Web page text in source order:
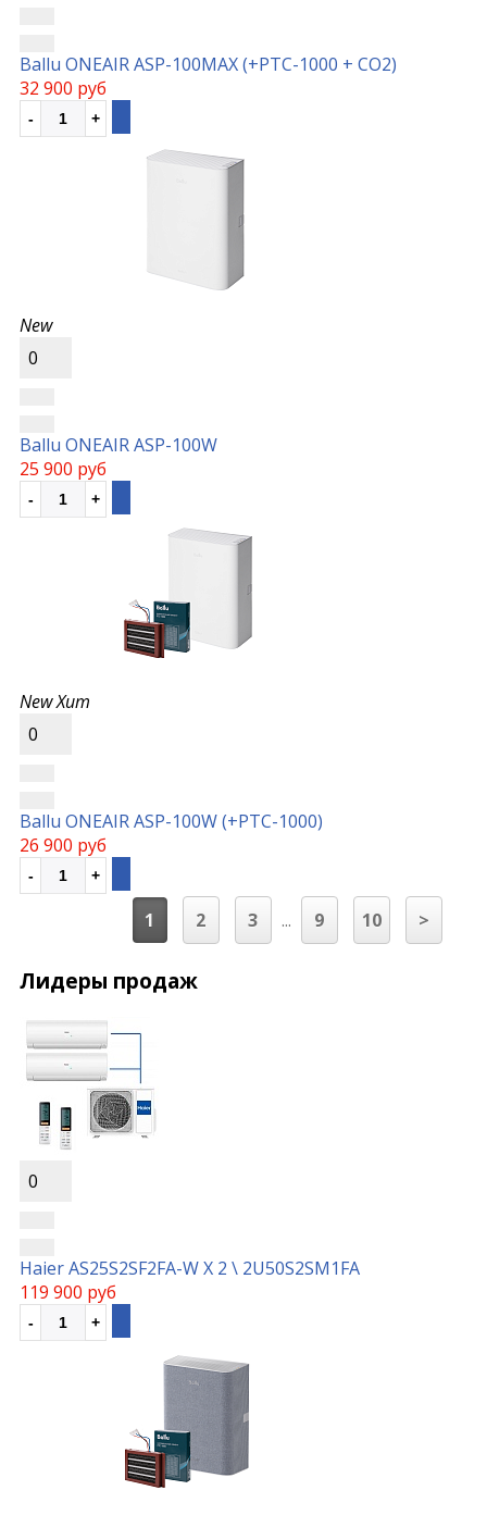
Ballu ONEAIR ASP-100MAX (+РТС-1000 + СО2)
32 900 руб
New
0
Ballu ONEAIR ASP-100W
25 900 руб
NewХит
0
Ballu ONEAIR ASP-100W (+РТС-1000)
26 900 руб
1 2 3 ... 9 10 >
Лидеры продаж
0
Haier AS25S2SF2FA-W Х 2 \ 2U50S2SM1FA
119 900 руб